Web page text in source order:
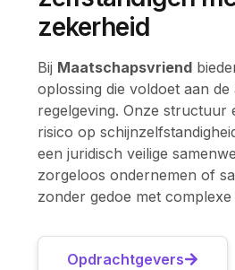
zekerheid
Bij Maatschapsvriend
oplossing die voldoet aan de
regelgeving. Onze structuur
risico op
een juridisch veilige
zorgeloos ondernemen of
zonder gedoe met complexe
Opdrachtgevers